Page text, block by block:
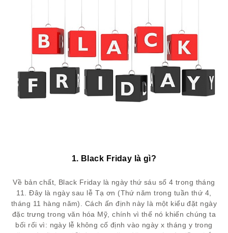
1. Black Friday là gì?
Về bản chất, Black Friday là ngày thứ sáu số 4 trong tháng
11. Đây là ngày sau lễ Tạ ơn (Thứ năm trong tuần thứ 4,
tháng 11 hàng năm). Cách ấn định này là một kiểu đặt ngày
đặc trưng trong văn hóa Mỹ, chính vì thế nó khiến chúng ta
bối rối vì: ngày lễ không cố định vào ngày x tháng y trong